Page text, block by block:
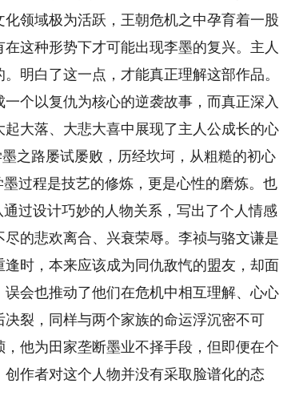
领域极为活跃，王朝危机之中孕育着一股
这种形势下才可能出现李墨的复兴。主人
明白了这一点，才能真正理解这部作品。
个以复仇为核心的逆袭故事，而真正深入
大落、大悲大喜中展现了主人公成长的心
之路屡试屡败，历经坎坷，从粗糙的初心
过程是技艺的修炼，更是心性的磨炼。也
过设计巧妙的人物关系，写出了个人情感
的悲欢离合、兴衰荣辱。李祯与骆文谦是
时，本来应该成为同仇敌忾的盟友，却面
会也推动了他们在危机中相互理解、心心
裂，同样与两个家族的命运浮沉密不可
他为田家垄断墨业不择手段，但即便在个
作者对这个人物并没有采取脸谱化的态